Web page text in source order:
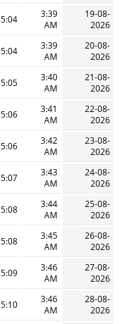
19-08-
2026
3:39
AM
5:04 AM
20-08-
2026
3:39
AM
5:04 AM
21-08-
2026
3:40
AM
5:05 AM
22-08-
2026
3:41
AM
5:06 AM
23-08-
2026
3:42
AM
5:06 AM
24-08-
2026
3:43
AM
5:07 AM
25-08-
2026
3:44
AM
5:08 AM
26-08-
2026
3:45
AM
5:08 AM
27-08-
2026
3:46
AM
5:09 AM
28-08-
2026
3:46
AM
5:10 AM